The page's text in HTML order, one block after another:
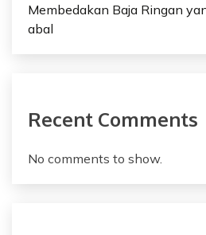
Membedakan Baja Ringan
abal
Recent Comments
No comments to show.